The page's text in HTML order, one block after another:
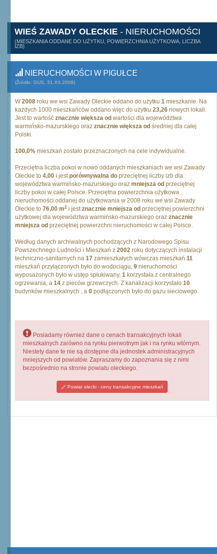
WIEŚ ZAWADY OLECKIE - NIERUCHOMOŚCI
(MIESZKANIA ODDANE DO UŻYTKU, POWIERZCHNIA UŻYTKOWA, LICZBA
IZB)
NIERUCHOMOŚCI W PIGUŁCE
(Źródło: GUS, 31.XII.2008)
W2008 roku we wsi Zawady Oleckie oddano do użytku 1 mieszkanie. Na
każdych 1000 mieszkańców oddano więc do użytku 23,26 nowych lokali.
Jest to wartość znacznie większa od wartości dla województwa
warmińsko-mazurskiego oraz znacznie większa od średniej dla całej
Polski.
100,0% mieszkań zostało przeznaczonych na cele indywidualne.
Przeciętna liczba pokoi w nowo oddanych mieszkaniach we wsi Zawady
Oleckie to 4,00 i jestporównywalna do przeciętnej liczby izb dla
województwa warmińsko-mazurskiego oraz mniejsza od przeciętnej
liczby pokoi w całej Polsce. Przeciętna powierzchnia użytkowa
nieruchomości oddanej do użytkowania w 2008 roku we wsi Zawady
Oleckie to 76,00 m2 i jestznacznie mniejsza od przeciętnej powierzchni
użytkowej dla województwa warmińsko-mazurskiego oraz znacznie
mniejsza od przeciętnej powierzchni nieruchomości w całej Polsce.
Według danych archiwalnych pochodzących z Narodowego Spisu
Powszechnego Ludności i Mieszkań z 2002 roku dotyczących instalacji
techniczno-sanitarnych na 17 zamieszkałych wówczas mieszkań 11
mieszkań przyłączonych było do wodociągu, 9 nieruchomości
wyposażonych było w ustęp spłukiwany, 1 korzystała z centralnego
ogrzewania, a 14 z pieców grzewczych. Z kanalizacji korzystało 10
budynków mieszkalnych , a 0 podłączonych było do gazu sieciowego.
Posiadamy również dane o cenach transakcyjnych lokali
mieszkalnych zarówno na rynku pierwotnym jak i na rynku wtórnym.
Niestety dane te nie są dostępne dla jednostek administracyjnych
mniejszych od powiatów. Zapraszamy do zapoznania się z nimi
bezpośrednio na stronie powiatu oleckiego.
Powiat olecki - ceny transakcyjne mieszkań